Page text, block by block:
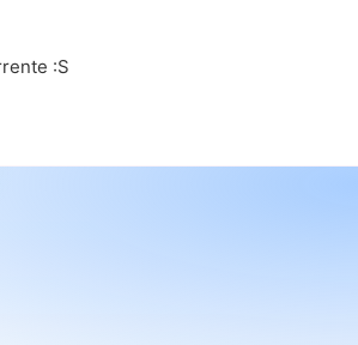
:S